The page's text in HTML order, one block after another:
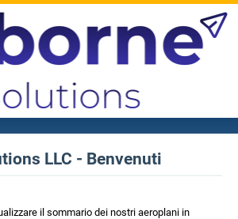
LLC - Benvenuti
il sommario dei nostri aeroplani in